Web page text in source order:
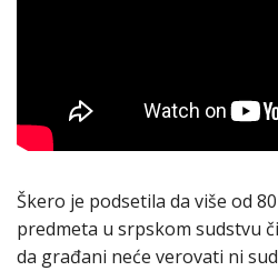
Škero je podsetila da više od
predmeta u srpskom sudstvu
da građani neće verovati ni